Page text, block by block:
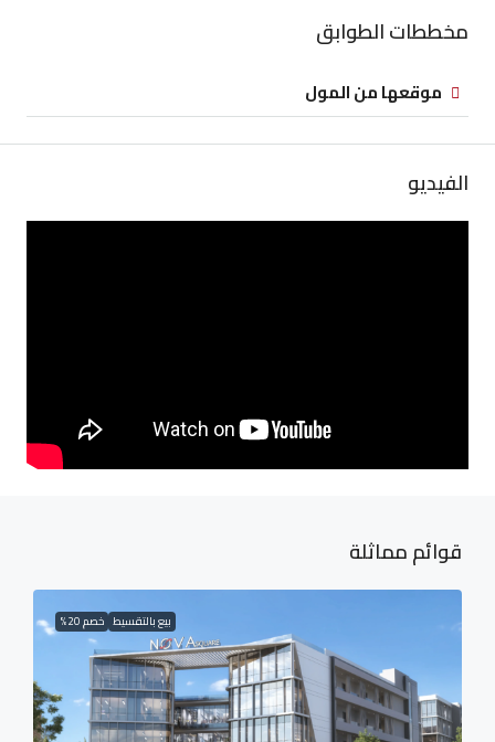
مخططات الطوابق
موقعها من المول
الفيديو
قوائم مماثلة
بيع بالتقسيط خصم 20%